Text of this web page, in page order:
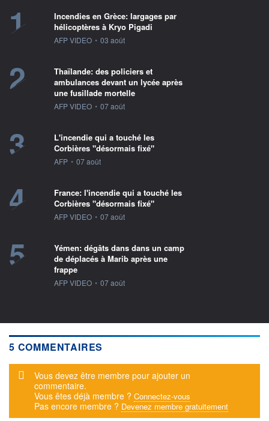
1
Incendies en Grèce: largages par
hélicoptères à Kryo Pigadi
information fournie par
AFP VIDEO • 03 août
2
Thaïlande: des policiers et
ambulances devant un lycée après
une fusillade mortelle
information fournie par
AFP VIDEO • 07 août
3
L'incendie qui a touché les
Corbières "désormais fixé"
information fournie par
AFP • 07 août
4
France: l'incendie qui a touché les
Corbières "désormais fixé"
information fournie par
AFP VIDEO • 07 août
5
Yémen: dégâts dans dans un camp
de déplacés à Marib après une
frappe
information fournie par
AFP VIDEO • 07 août
5 COMMENTAIRES
Message d'alerte
Vous devez être membre pour ajouter un
commentaire.
Vous êtes déjà membre ? Connectez-vous
Pas encore membre ? Devenez membre gratuitement